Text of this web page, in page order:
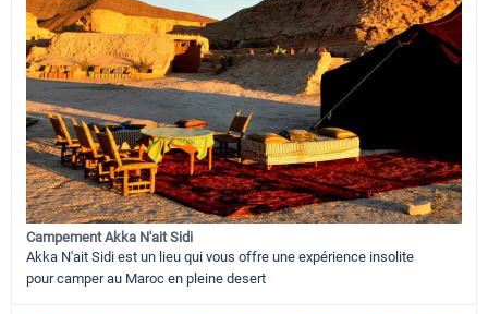
Campement Akka N'ait Sidi
Akka N'ait Sidi est un lieu qui vous offre une expérience insolite
pour camper au Maroc en pleine desert